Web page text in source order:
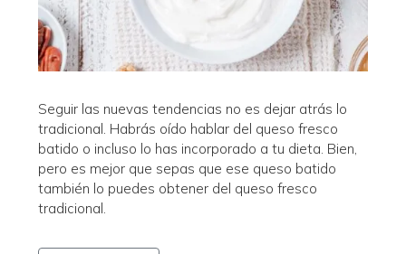
Seguir las nuevas tendencias no es dejar atrás lo
tradicional. Habrás oído hablar del queso fresco
batido o incluso lo has incorporado a tu dieta. Bien,
pero es mejor que sepas que ese queso batido
también lo puedes obtener del queso fresco
tradicional.